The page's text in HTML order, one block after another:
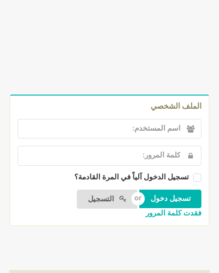
الملف الشخصي
تسجيل الدخول آلياً في المرة القادمة؟
التسجيل
فقدت كلمة المرور